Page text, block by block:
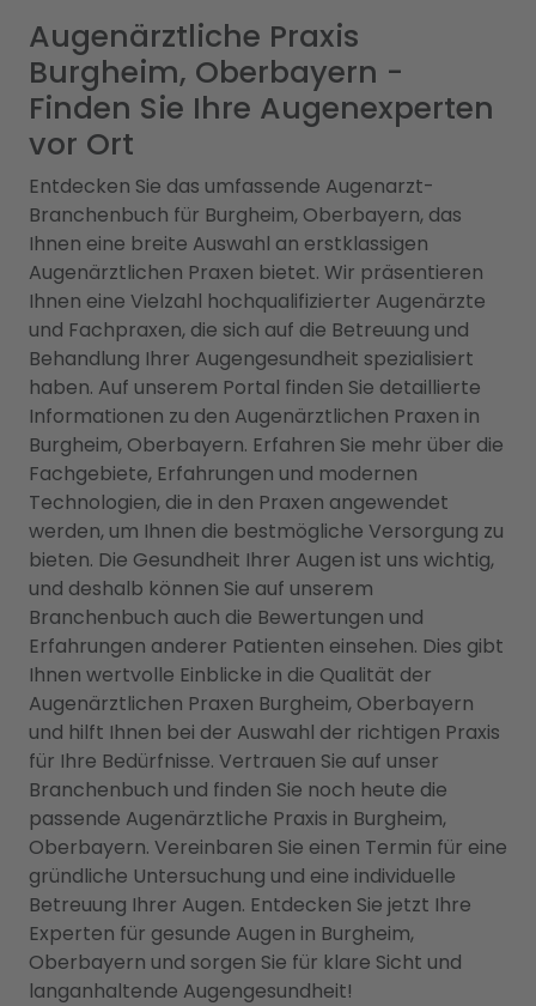
Augenärztliche Praxis
Burgheim, Oberbayern -
Finden Sie Ihre Augenexperten
vor Ort
Entdecken Sie das umfassende Augenarzt-
Branchenbuch für Burgheim, Oberbayern, das
Ihnen eine breite Auswahl an erstklassigen
Augenärztlichen Praxen bietet. Wir präsentieren
Ihnen eine Vielzahl hochqualifizierter Augenärzte
und Fachpraxen, die sich auf die Betreuung und
Behandlung Ihrer Augengesundheit spezialisiert
haben. Auf unserem Portal finden Sie detaillierte
Informationen zu den Augenärztlichen Praxen in
Burgheim, Oberbayern. Erfahren Sie mehr über die
Fachgebiete, Erfahrungen und modernen
Technologien, die in den Praxen angewendet
werden, um Ihnen die bestmögliche Versorgung zu
bieten. Die Gesundheit Ihrer Augen ist uns wichtig,
und deshalb können Sie auf unserem
Branchenbuch auch die Bewertungen und
Erfahrungen anderer Patienten einsehen. Dies gibt
Ihnen wertvolle Einblicke in die Qualität der
Augenärztlichen Praxen Burgheim, Oberbayern
und hilft Ihnen bei der Auswahl der richtigen Praxis
für Ihre Bedürfnisse. Vertrauen Sie auf unser
Branchenbuch und finden Sie noch heute die
passende Augenärztliche Praxis in Burgheim,
Oberbayern. Vereinbaren Sie einen Termin für eine
gründliche Untersuchung und eine individuelle
Betreuung Ihrer Augen. Entdecken Sie jetzt Ihre
Experten für gesunde Augen in Burgheim,
Oberbayern und sorgen Sie für klare Sicht und
langanhaltende Augengesundheit!